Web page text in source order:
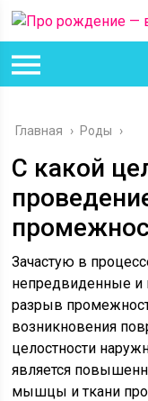
Главная › Роды ›
С какой
Зачастую в
непредвиденные и
разрыв
возникновения
целостности
является
мышцы и ткани